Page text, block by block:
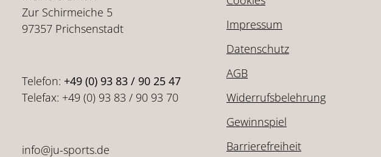
Zur Schirmeiche 5
97357 Prichsenstadt
Telefon: +49 (0) 93 83 / 90 25 47
Telefax: +49 (0) 93 83 / 90 93 70
info@ju-sports.de
Impressum
Datenschutz
AGB
Widerrufsbelehrung
Gewinnspiel
Barrierefreiheit